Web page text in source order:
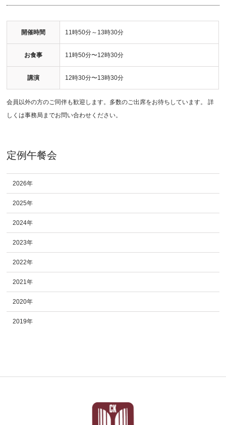
開催時間 11時50分～13時30分
お食事 11時50分〜12時30分
講演 12時30分〜13時30分
会員以外の方のご同伴も歓迎します。多数のご出席をお待ちしています。 詳
しくは事務局までお問い合わせください。
定例午餐会
2026年
2025年
2024年
2023年
2022年
2021年
2020年
2019年